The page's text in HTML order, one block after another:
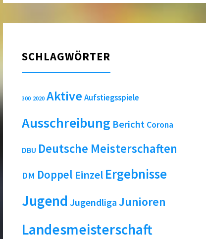
SCHLAGWÖRTER
300 2020 Aktive Aufstiegsspiele
Ausschreibung Bericht Corona
DBU Deutsche Meisterschaften
DM Doppel Einzel Ergebnisse
Jugend Jugendliga Junioren
Landesmeisterschaft